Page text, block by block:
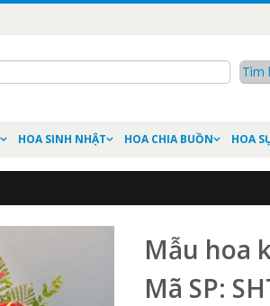
HOA SINH NHẬT HOA CHIA BUỒN HOA
Mẫu hoa
Mã SP: